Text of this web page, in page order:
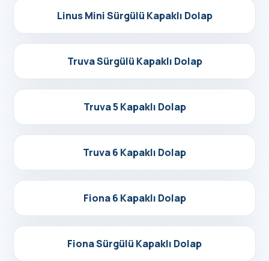
Detayları Gör
Linus Mini Sürgülü Kapaklı Dolap
Detayları Gör
Truva Sürgülü Kapaklı Dolap
Detayları Gör
Truva 5 Kapaklı Dolap
Detayları Gör
Truva 6 Kapaklı Dolap
Detayları Gör
Fiona 6 Kapaklı Dolap
Detayları Gör
Fiona Sürgülü Kapaklı Dolap